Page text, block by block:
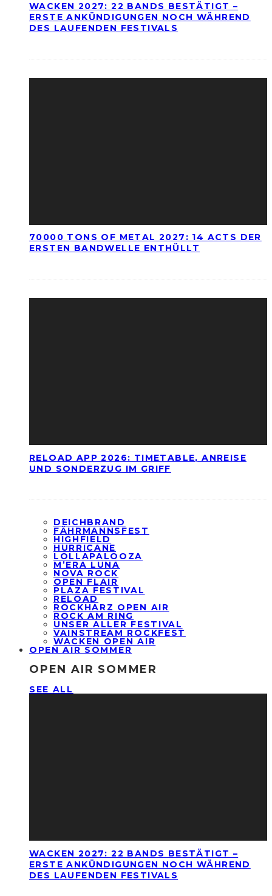
WACKEN 2027: 22 BANDS BESTÄTIGT –
ERSTE ANKÜNDIGUNGEN NOCH WÄHREND
DES LAUFENDEN FESTIVALS
70000 TONS OF METAL 2027: 14 ACTS DER
ERSTEN BANDWELLE ENTHÜLLT
RELOAD APP 2026: TIMETABLE, ANREISE
UND SONDERZUG IM GRIFF
DEICHBRAND
FÄHRMANNSFEST
HIGHFIELD
HURRICANE
LOLLAPALOOZA
M’ERA LUNA
NOVA ROCK
OPEN FLAIR
PLAZA FESTIVAL
RELOAD
ROCKHARZ OPEN AIR
ROCK AM RING
UNSER ALLER FESTIVAL
VAINSTREAM ROCKFEST
WACKEN OPEN AIR
OPEN AIR SOMMER
OPEN AIR SOMMER
SEE ALL
WACKEN 2027: 22 BANDS BESTÄTIGT –
ERSTE ANKÜNDIGUNGEN NOCH WÄHREND
DES LAUFENDEN FESTIVALS